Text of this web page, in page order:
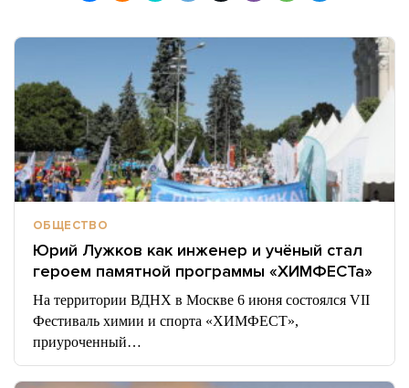
ОБЩЕСТВО
Юрий Лужков как инженер и учёный стал
героем памятной программы «ХИМФЕСТа»
На территории ВДНХ в Москве 6 июня состоялся VII
Фестиваль химии и спорта «ХИМФЕСТ»,
приуроченный…